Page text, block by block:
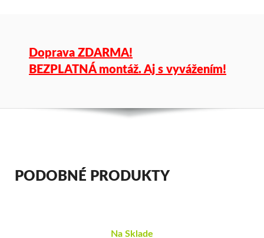
Doprava ZDARMA!
BEZPLATNÁ montáž. Aj s vyvážením!
PODOBNÉ PRODUKTY
Na Sklade